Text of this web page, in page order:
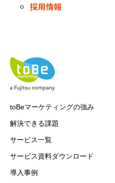
採用情報
toBeマーケティングの強み
解決できる課題
サービス一覧
サービス資料ダウンロード
導入事例